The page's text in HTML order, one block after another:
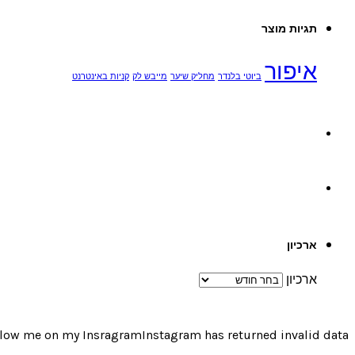
תגיות מוצר
איפור ביוטי בלנדר מחליק שיער מייבש לק קניות באינטרנט
ארכיון
ארכיון
me on my InsragramInstagram has returned invalid data.